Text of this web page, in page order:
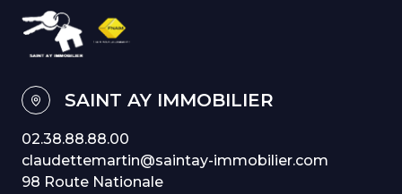
SAINT AY IMMOBILIER
02.38.88.88.00
claudettemartin@saintay-immobilier.com
98 Route Nationale